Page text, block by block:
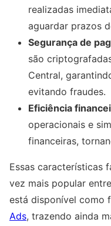
realizadas
aguardar prazos
Segurança de
são
Central,
evitando fraudes.
Eficiência
operacionais e
financeiras,
Essas características
vez mais popular
está disponível como
Ads, trazendo ainda